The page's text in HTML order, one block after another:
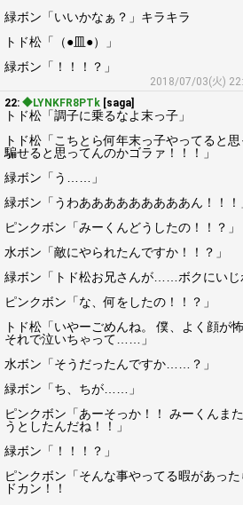
緑ボン「いいかなぁ？」キラキラ
トド松「（●皿●）」
緑ボン「！！！？」
2018/07/03(火)
22: ◆LYNKFR8PTk [saga]
トド松「調子に乗るなよ末っ子」
トド松「こちとら何年末っ子やってると
騙せると思ってんのかゴラァ！！！」
緑ボン「う……」
緑ボン「うわあああああああああん！！！
ピンクボン「みーくんどうしたの！！？」
水ボン「敵にやられたんですか！！？」
緑ボン「トド松お兄さんが……ボクにいじ
ピンクボン「な、何をしたの！！？」
トド松「いやーごめんね。 僕、よく顔が
それで泣いちゃって……」
水ボン「そうだったんですか……？」
緑ボン「ち、ちが……」
ピンクボン「あーそっか！！ みーくんま
うとしたんだね！！」
緑ボン「！！！？」
ピンクボン「そんな事やってる暇があった
ドカン！！